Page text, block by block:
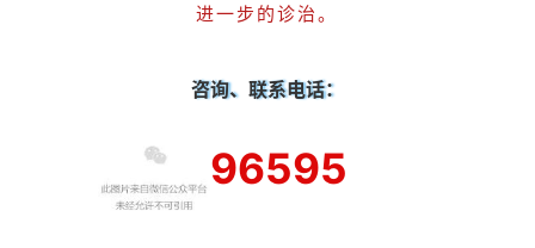
进一步的诊治。
咨询、联系电话：
96595